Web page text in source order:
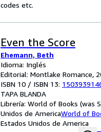
codes etc.
Even the Score
Ehemann, Beth
Idioma: Inglés
Editorial: Montlake Romance,
ISBN 10 / ISBN 13:
TAPA BLANDA
Librería: World of Books (was
Unidos de AmericaWorld of
Estados Unidos de America